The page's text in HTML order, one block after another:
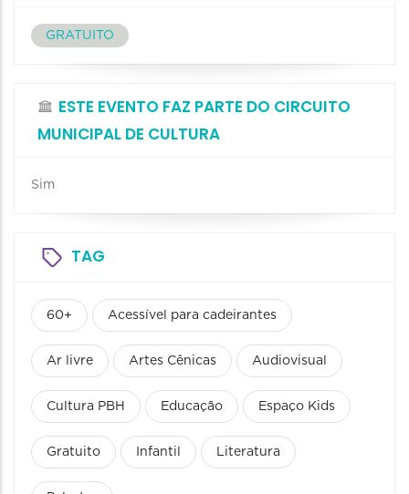
GRATUITO
ESTE EVENTO FAZ PARTE DO CIRCUITO
MUNICIPAL DE CULTURA
Sim
TAG
60+ Acessível para cadeirantes
Ar livre Artes Cênicas Audiovisual
Cultura PBH Educação Espaço Kids
Gratuito Infantil Literatura